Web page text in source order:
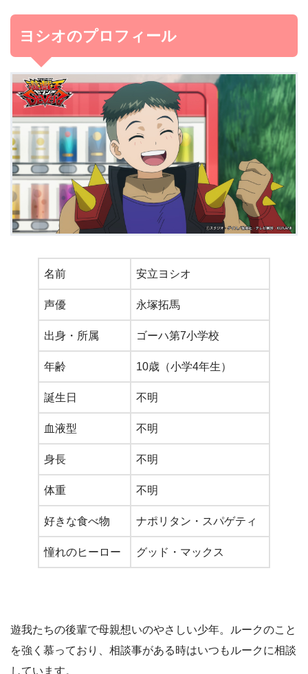
ヨシオのプロフィール
名前 安立ヨシオ
声優 永塚拓馬
出身・所属 ゴーハ第7小学校
年齢 10歳（小学4年生）
誕生日 不明
血液型 不明
身長 不明
体重 不明
好きな食べ物 ナポリタン・スパゲティ
憧れのヒーロー グッド・マックス
遊我たちの後輩で母親想いのやさしい少年。ルークのこと
を強く慕っており、相談事がある時はいつもルークに相談
しています。